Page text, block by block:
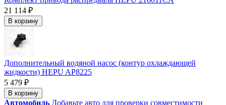
21 114 ₽
В корзину
Дополнительный водяной насос (контур охлаждающей
жидкости) HEPU AP8225
5 479 ₽
В корзину
Автомобиль Добавьте авто для проверки совместимости